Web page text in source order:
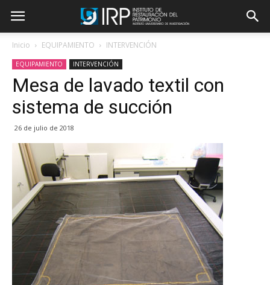
Inicio EQUIPAMIENTO INTERVENCIÓN
EQUIPAMIENTO INTERVENCIÓN
Mesa de lavado textil con
sistema de succión
26 de julio de 2018